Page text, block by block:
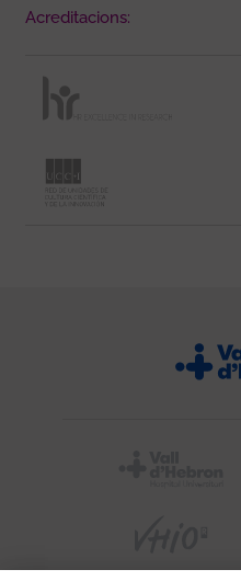
Acreditacions: